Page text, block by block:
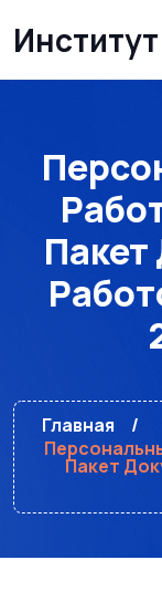
Главная
Пакет